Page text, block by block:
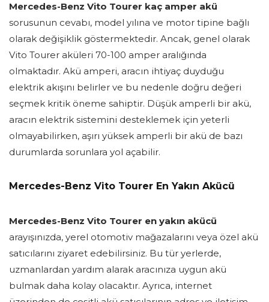
Mercedes-Benz Vito Tourer kaç amper akü
sorusunun cevabı, model yılına ve motor tipine bağlı
olarak değişiklik göstermektedir. Ancak, genel olarak
Vito Tourer aküleri 70-100 amper aralığında
olmaktadır. Akü amperi, aracın ihtiyaç duyduğu
elektrik akışını belirler ve bu nedenle doğru değeri
seçmek kritik öneme sahiptir. Düşük amperli bir akü,
aracın elektrik sistemini desteklemek için yeterli
olmayabilirken, aşırı yüksek amperli bir akü de bazı
durumlarda sorunlara yol açabilir.
Mercedes-Benz Vito Tourer En Yakın Akücü
Mercedes-Benz Vito Tourer en yakın akücü
arayışınızda, yerel otomotiv mağazalarını veya özel akü
satıcılarını ziyaret edebilirsiniz. Bu tür yerlerde,
uzmanlardan yardım alarak aracınıza uygun akü
bulmak daha kolay olacaktır. Ayrıca, internet